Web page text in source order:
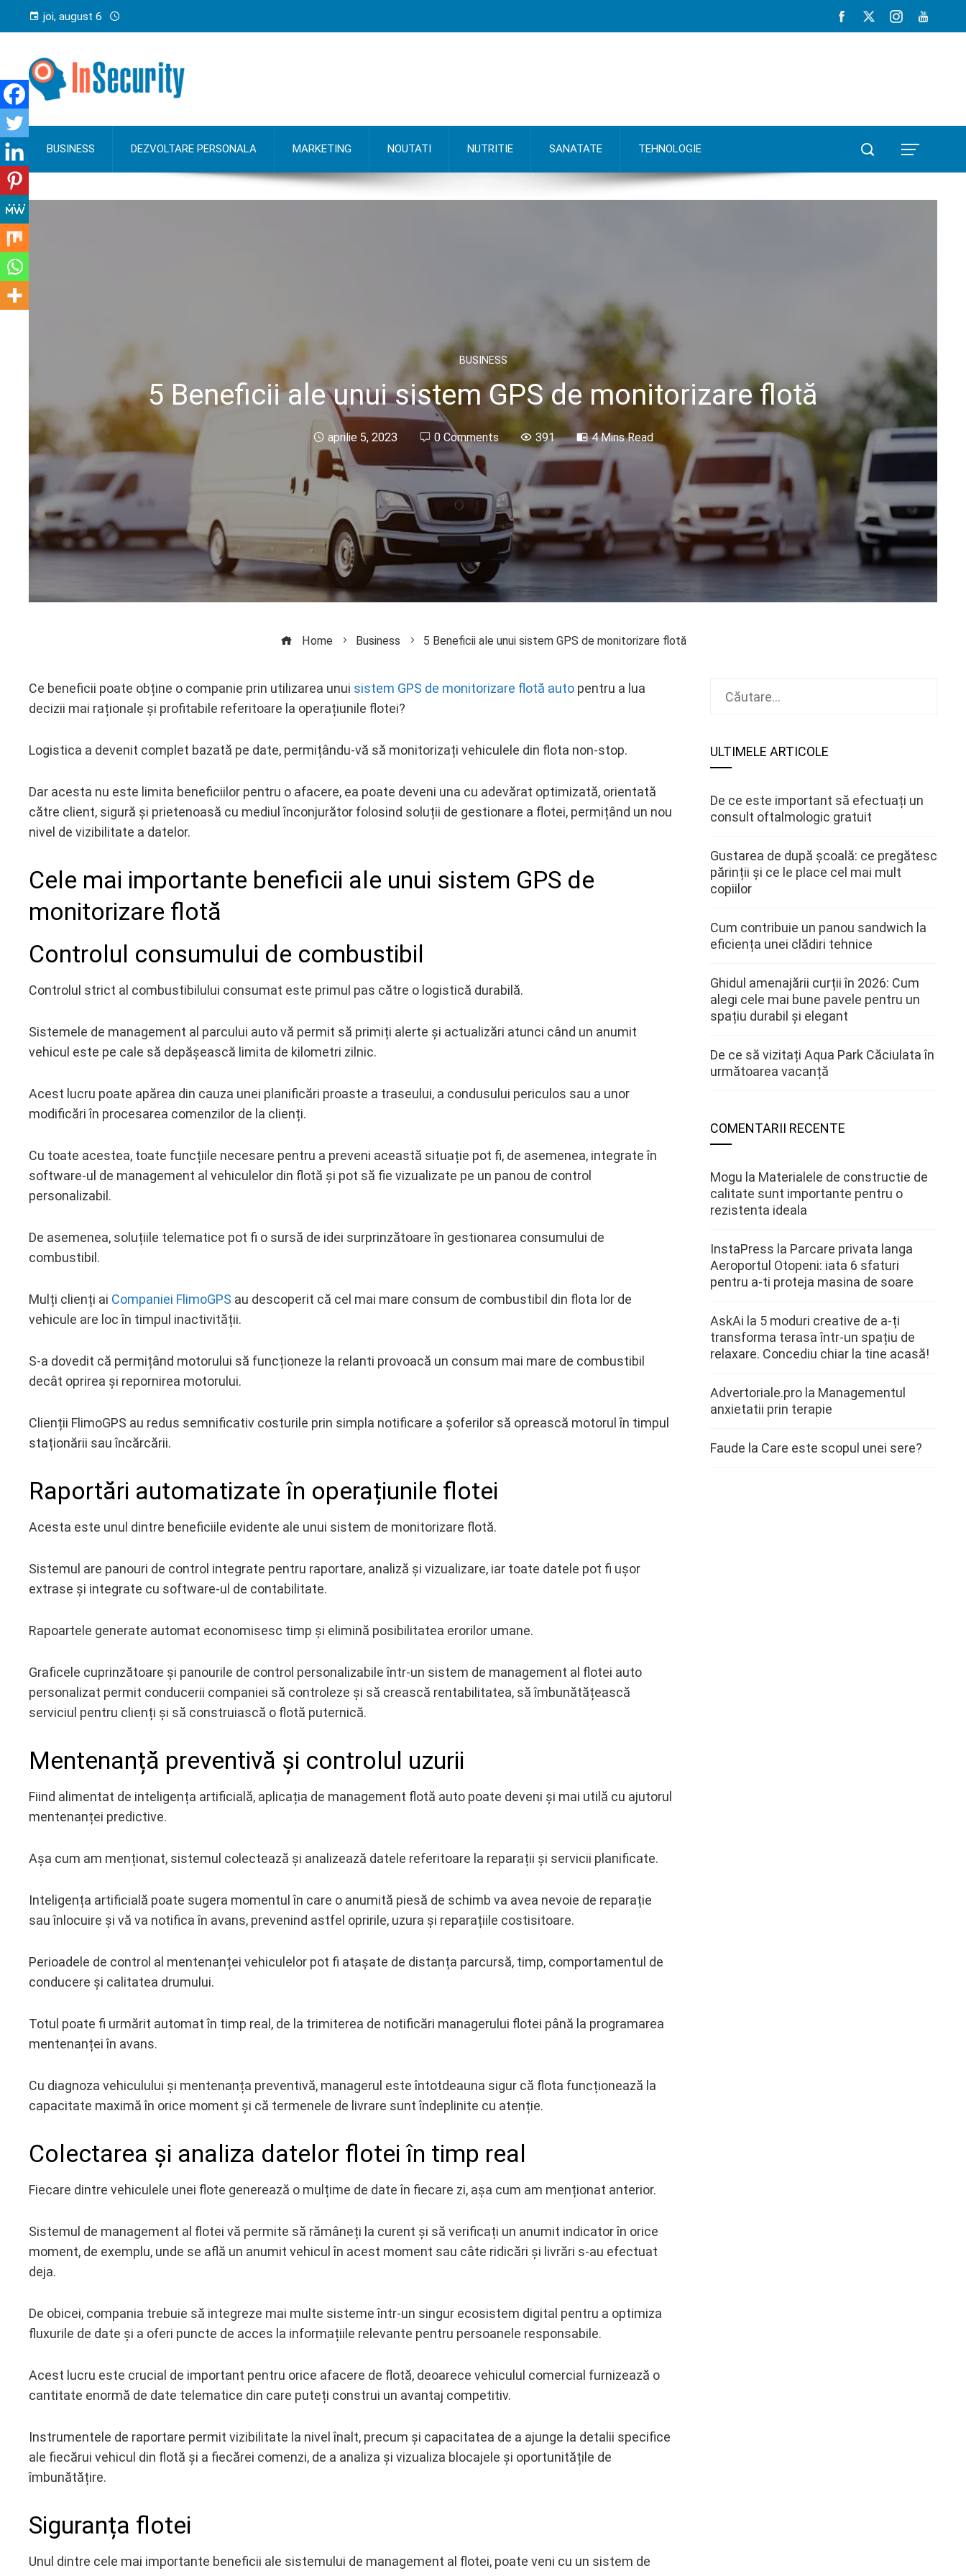
joi, august 6
BUSINESS DEZVOLTARE PERSONALA MARKETING NOUTATI NUTRITIE SANATATE TEHNOLOGIE
BUSINESS
5 Beneficii ale unui sistem GPS de monitorizare flotă
aprilie 5, 2023 0 Comments 391 4 Mins Read
Home Business 5 Beneficii ale unui sistem GPS de monitorizare flotă
Ce beneficii poate obține o companie prin utilizarea unui sistem GPS de monitorizare flotă auto pentru a lua
decizii mai raționale și profitabile referitoare la operațiunile flotei?
Logistica a devenit complet bazată pe date, permițându-vă să monitorizați vehiculele din flota non-stop.
Dar acesta nu este limita beneficiilor pentru o afacere, ea poate deveni una cu adevărat optimizată, orientată
către client, sigură și prietenoasă cu mediul înconjurător folosind soluții de gestionare a flotei, permițând un nou
nivel de vizibilitate a datelor.
Cele mai importante beneficii ale unui sistem GPS de
monitorizare flotă
Controlul consumului de combustibil
Controlul strict al combustibilului consumat este primul pas către o logistică durabilă.
Sistemele de management al parcului auto vă permit să primiți alerte și actualizări atunci când un anumit
vehicul este pe cale să depășească limita de kilometri zilnic.
Acest lucru poate apărea din cauza unei planificări proaste a traseului, a condusului periculos sau a unor
modificări în procesarea comenzilor de la clienți.
Cu toate acestea, toate funcțiile necesare pentru a preveni această situație pot fi, de asemenea, integrate în
software-ul de management al vehiculelor din flotă și pot să fie vizualizate pe un panou de control
personalizabil.
De asemenea, soluțiile telematice pot fi o sursă de idei surprinzătoare în gestionarea consumului de
combustibil.
Mulți clienți ai Companiei FlimoGPS au descoperit că cel mai mare consum de combustibil din flota lor de
vehicule are loc în timpul inactivității.
S-a dovedit că permițând motorului să funcționeze la relanti provoacă un consum mai mare de combustibil
decât oprirea și repornirea motorului.
Clienții FlimoGPS au redus semnificativ costurile prin simpla notificare a șoferilor să oprească motorul în timpul
staționării sau încărcării.
Raportări automatizate în operațiunile flotei
Acesta este unul dintre beneficiile evidente ale unui sistem de monitorizare flotă.
Sistemul are panouri de control integrate pentru raportare, analiză și vizualizare, iar toate datele pot fi ușor
extrase și integrate cu software-ul de contabilitate.
Rapoartele generate automat economisesc timp și elimină posibilitatea erorilor umane.
Graficele cuprinzătoare și panourile de control personalizabile într-un sistem de management al flotei auto
personalizat permit conducerii companiei să controleze și să crească rentabilitatea, să îmbunătățească
serviciul pentru clienți și să construiască o flotă puternică.
Mentenanță preventivă și controlul uzurii
Fiind alimentat de inteligența artificială, aplicația de management flotă auto poate deveni și mai utilă cu ajutorul
mentenanței predictive.
Așa cum am menționat, sistemul colectează și analizează datele referitoare la reparații și servicii planificate.
Inteligența artificială poate sugera momentul în care o anumită piesă de schimb va avea nevoie de reparație
sau înlocuire și vă va notifica în avans, prevenind astfel opririle, uzura și reparațiile costisitoare.
Perioadele de control al mentenanței vehiculelor pot fi atașate de distanța parcursă, timp, comportamentul de
conducere și calitatea drumului.
Totul poate fi urmărit automat în timp real, de la trimiterea de notificări managerului flotei până la programarea
mentenanței în avans.
Cu diagnoza vehiculului și mentenanța preventivă, managerul este întotdeauna sigur că flota funcționează la
capacitate maximă în orice moment și că termenele de livrare sunt îndeplinite cu atenție.
Colectarea și analiza datelor flotei în timp real
Fiecare dintre vehiculele unei flote generează o mulțime de date în fiecare zi, așa cum am menționat anterior.
Sistemul de management al flotei vă permite să rămâneți la curent și să verificați un anumit indicator în orice
moment, de exemplu, unde se află un anumit vehicul în acest moment sau câte ridicări și livrări s-au efectuat
deja.
De obicei, compania trebuie să integreze mai multe sisteme într-un singur ecosistem digital pentru a optimiza
fluxurile de date și a oferi puncte de acces la informațiile relevante pentru persoanele responsabile.
Acest lucru este crucial de important pentru orice afacere de flotă, deoarece vehiculul comercial furnizează o
cantitate enormă de date telematice din care puteți construi un avantaj competitiv.
Instrumentele de raportare permit vizibilitate la nivel înalt, precum și capacitatea de a ajunge la detalii specifice
ale fiecărui vehicul din flotă și a fiecărei comenzi, de a analiza și vizualiza blocajele și oportunitățile de
îmbunătățire.
Siguranța flotei
Unul dintre cele mai importante beneficii ale sistemului de management al flotei, poate veni cu un sistem de
ULTIMELE ARTICOLE
De ce este important să efectuați un
consult oftalmologic gratuit
Gustarea de după școală: ce pregătesc
părinții și ce le place cel mai mult
copiilor
Cum contribuie un panou sandwich la
eficiența unei clădiri tehnice
Ghidul amenajării curții în 2026: Cum
alegi cele mai bune pavele pentru un
spațiu durabil și elegant
De ce să vizitați Aqua Park Căciulata în
următoarea vacanță
COMENTARII RECENTE
Mogu la Materialele de constructie de
calitate sunt importante pentru o
rezistenta ideala
InstaPress la Parcare privata langa
Aeroportul Otopeni: iata 6 sfaturi
pentru a-ti proteja masina de soare
AskAi la 5 moduri creative de a-ți
transforma terasa într-un spațiu de
relaxare. Concediu chiar la tine acasă!
Advertoriale.pro la Managementul
anxietatii prin terapie
Faude la Care este scopul unei sere?